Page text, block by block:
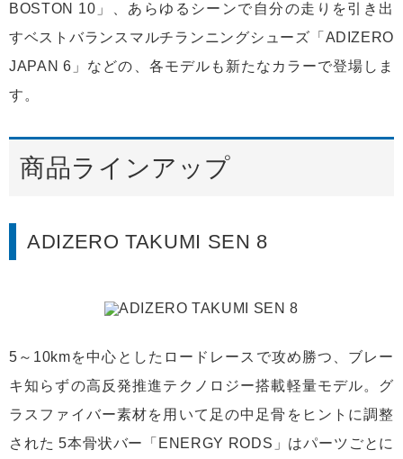
BOSTON 10」、あらゆるシーンで自分の走りを引き出
すベストバランスマルチランニングシューズ「ADIZERO
JAPAN 6」などの、各モデルも新たなカラーで登場しま
す。
商品ラインアップ
ADIZERO TAKUMI SEN 8
5～10kmを中心としたロードレースで攻め勝つ、ブレー
キ知らずの高反発推進テクノロジー搭載軽量モデル。グ
ラスファイバー素材を用いて足の中足骨をヒントに調整
された 5本骨状バー「ENERGY RODS」はパーツごとに